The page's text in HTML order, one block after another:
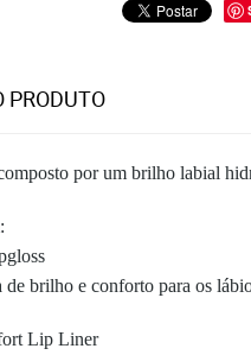
PRODUTO
por um brilho labial
brilho e conforto para os
Lip Liner